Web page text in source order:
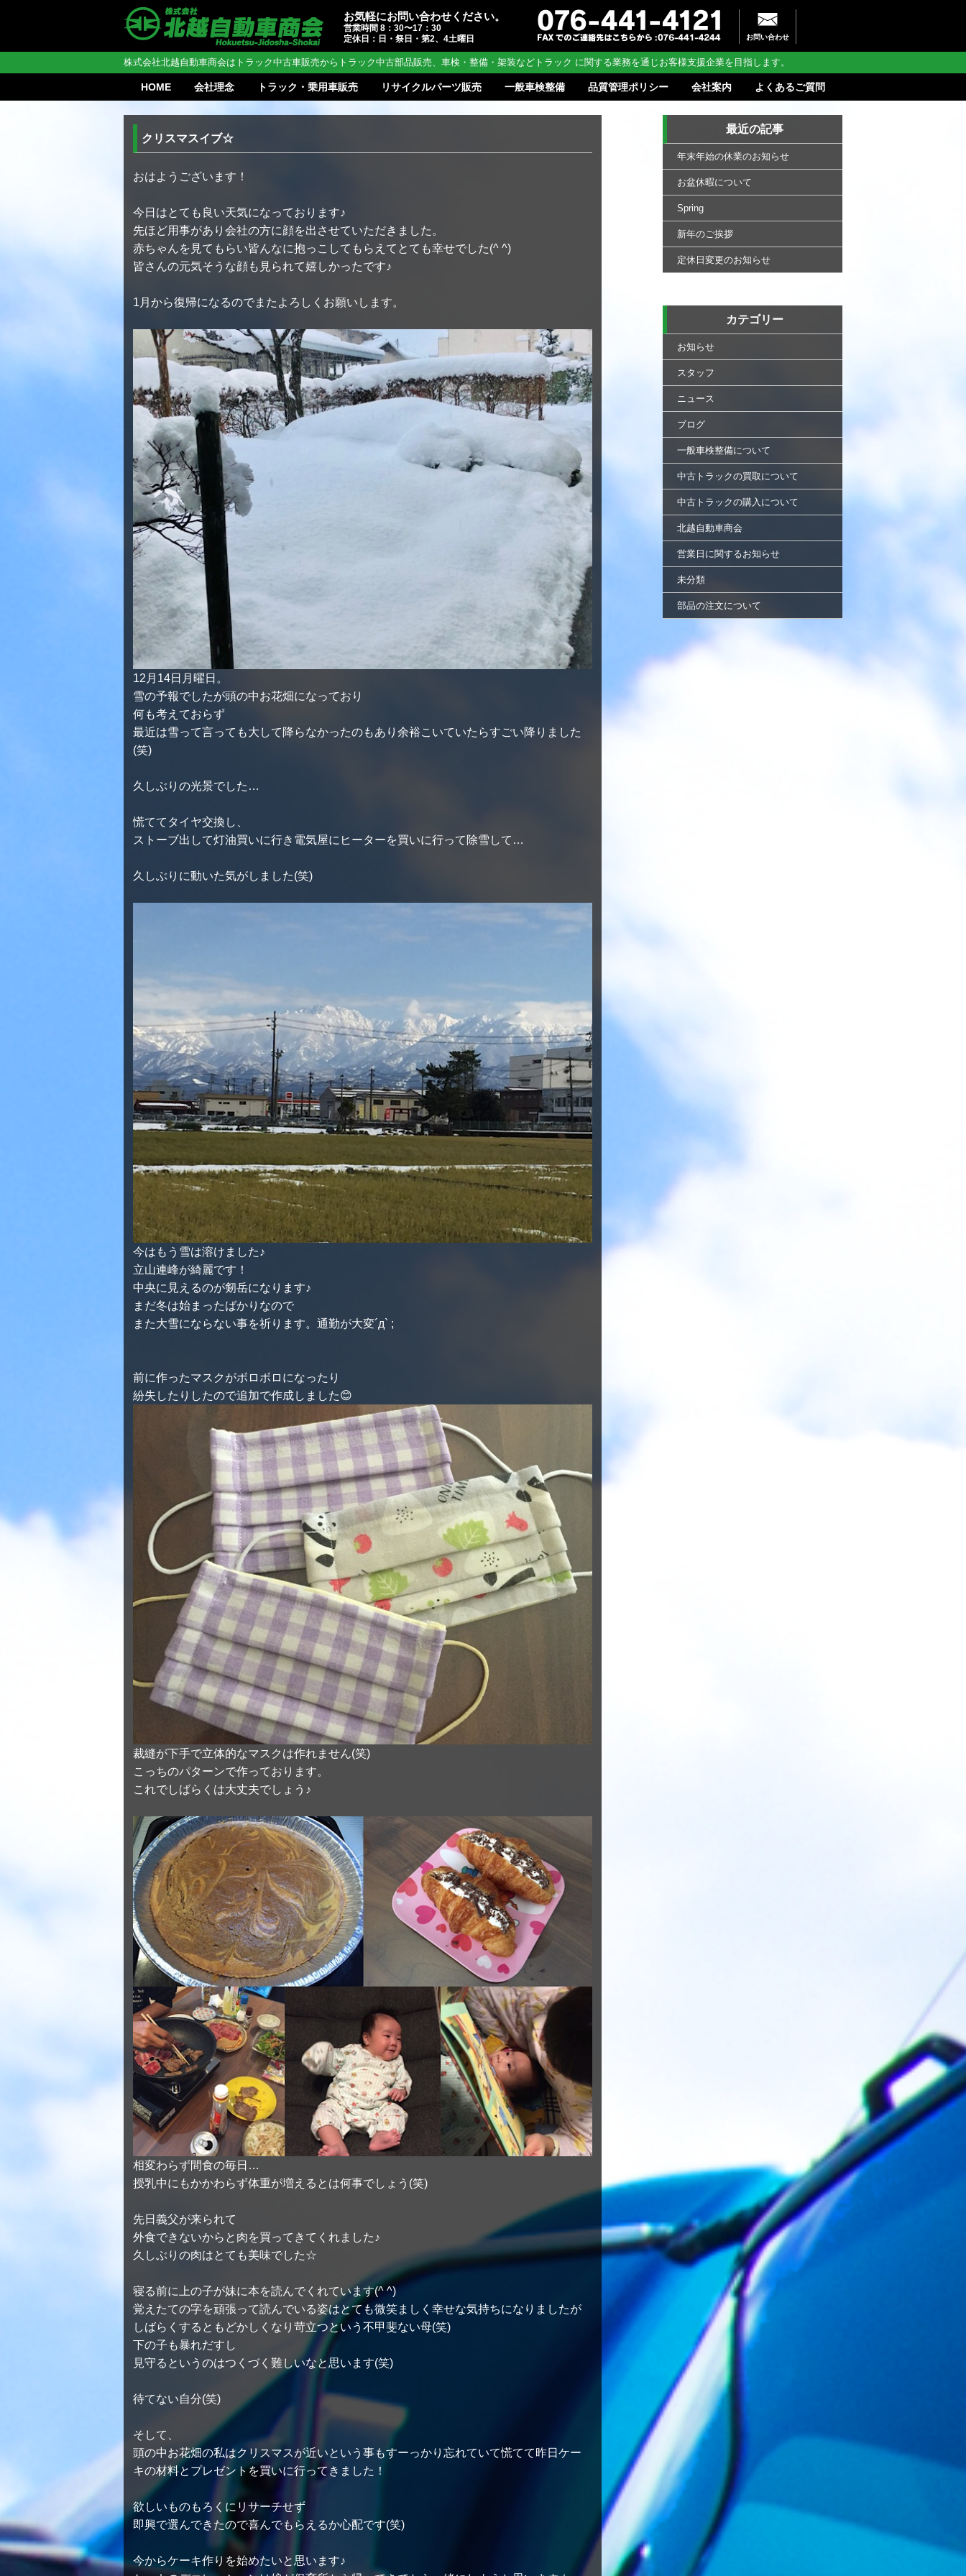
お気軽にお問い合わせください。
営業時間 8：30〜17：30
定休日：日・祭日・第2、4土曜日
お問い合わせ
株式会社北越自動車商会はトラック中古車販売からトラック中古部品販売、車検・整備・架装などトラック に関する業務を通じお客様支援企業を目指します。
HOME 会社理念 トラック・乗用車販売 リサイクルパーツ販売 一般車検整備 品質管理ポリシー 会社案内 よくあるご質問
最近の記事
年末年始の休業のお知らせ
お盆休暇について
Spring
新年のご挨拶
定休日変更のお知らせ
カテゴリー
お知らせ
スタッフ
ニュース
ブログ
一般車検整備について
中古トラックの買取について
中古トラックの購入について
北越自動車商会
営業日に関するお知らせ
未分類
部品の注文について
クリスマスイブ☆
おはようございます！
今日はとても良い天気になっております♪
先ほど用事があり会社の方に顔を出させていただきました。
赤ちゃんを見てもらい皆んなに抱っこしてもらえてとても幸せでした(^ ^)
皆さんの元気そうな顔も見られて嬉しかったです♪
1月から復帰になるのでまたよろしくお願いします。
12月14日月曜日。
雪の予報でしたが頭の中お花畑になっており
何も考えておらず
最近は雪って言っても大して降らなかったのもあり余裕こいていたらすごい降りました
(笑)
久しぶりの光景でした…
慌ててタイヤ交換し、
ストーブ出して灯油買いに行き電気屋にヒーターを買いに行って除雪して…
久しぶりに動いた気がしました(笑)
今はもう雪は溶けました♪
立山連峰が綺麗です！
中央に見えるのが剱岳になります♪
まだ冬は始まったばかりなので
また大雪にならない事を祈ります。通勤が大変´д` ;
前に作ったマスクがボロボロになったり
紛失したりしたので追加で作成しました😊
裁縫が下手で立体的なマスクは作れません(笑)
こっちのパターンで作っております。
これでしばらくは大丈夫でしょう♪
相変わらず間食の毎日…
授乳中にもかかわらず体重が増えるとは何事でしょう(笑)
先日義父が来られて
外食できないからと肉を買ってきてくれました♪
久しぶりの肉はとても美味でした☆
寝る前に上の子が妹に本を読んでくれています(^ ^)
覚えたての字を頑張って読んでいる姿はとても微笑ましく幸せな気持ちになりましたが
しばらくするともどかしくなり苛立つという不甲斐ない母(笑)
下の子も暴れだすし
見守るというのはつくづく難しいなと思います(笑)
待てない自分(笑)
そして、
頭の中お花畑の私はクリスマスが近いという事もすーっかり忘れていて慌てて昨日ケー
キの材料とプレゼントを買いに行ってきました！
欲しいものもろくにリサーチせず
即興で選んできたので喜んでもらえるか心配です(笑)
今からケーキ作りを始めたいと思います♪